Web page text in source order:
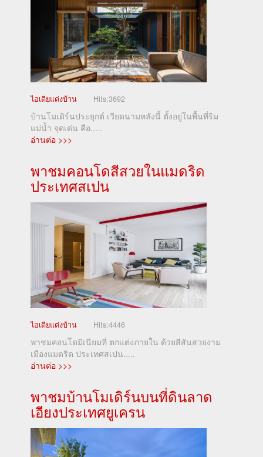
ไอเดียแต่งบ้าน Hits:3692
บ้านโมเดิร์นประยุกต์ เวียดนามหลังนี้ ตั้งอยู่ในพื้นที่ริม
แม่น้ำ จุดเด่น คือ.....
อ่านต่อ >>>
พาชมคอนโดสีสวยในแมดริด
ประเทศสเปน
ไอเดียแต่งบ้าน Hits:4446
พาชมคอนโดมิเนียมที่ ตกแต่งภายใน ด้วยสีสันสวยงาม
เมืองแมดริด ประเทศสเปน.....
อ่านต่อ >>>
พาชมบ้านโมเดิร์นบนที่ดินลาด
เอียงประเทศยูเครน